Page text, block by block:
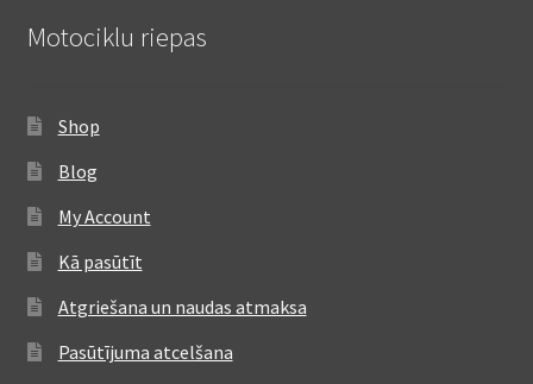
Motociklu riepas
Shop
Blog
My Account
Kā pasūtīt
Atgriešana un naudas atmaksa
Pasūtījuma atcelšana